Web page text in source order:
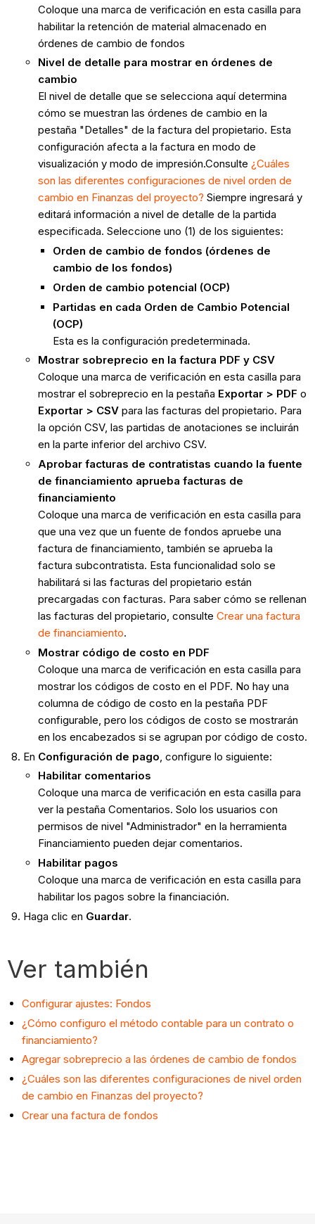
Coloque una marca de verificación en esta casilla para
habilitar la retención de material almacenado en
órdenes de cambio de fondos
Nivel de detalle para mostrar en órdenes de
cambio
El nivel de detalle que se selecciona aquí determina
cómo se muestran las órdenes de cambio en la
pestaña "Detalles" de la factura del propietario. Esta
configuración afecta a la factura en modo de
visualización y modo de impresión.Consulte ¿Cuáles
son las diferentes configuraciones de nivel orden de
cambio en Finanzas del proyecto? Siempre ingresará y
editará información a nivel de detalle de la partida
especificada. Seleccione uno (1) de los siguientes:
Orden de cambio de fondos (órdenes de
cambio de los fondos)
Orden de cambio potencial (OCP)
Partidas en cada Orden de Cambio Potencial
(OCP)
Esta es la configuración predeterminada.
Mostrar sobreprecio en la factura PDF y CSV
Coloque una marca de verificación en esta casilla para
mostrar el sobreprecio en la pestaña Exportar > PDF o
Exportar > CSVpara las facturas del propietario. Para
la opción CSV, las partidas de anotaciones se incluirán
en la parte inferior del archivo CSV.
Aprobar facturas de contratistas cuando la fuente
de financiamiento aprueba facturas de
financiamiento
Coloque una marca de verificación en esta casilla para
que una vez que un fuente de fondos apruebe una
factura de financiamiento, también se aprueba la
factura subcontratista. Esta funcionalidad solo se
habilitará si las facturas del propietario están
precargadas con facturas. Para saber cómo se rellenan
las facturas del propietario, consulte Crear una factura
de financiamiento.
Mostrar código de costo en PDF
Coloque una marca de verificación en esta casilla para
mostrar los códigos de costo en el PDF. No hay una
columna de código de costo en la pestaña PDF
configurable, pero los códigos de costo se mostrarán
en los encabezados si se agrupan por código de costo.
En Configuración de pago , configure lo siguiente:
Habilitar comentarios
Coloque una marca de verificación en esta casilla para
ver la pestaña Comentarios. Solo los usuarios con
permisos de nivel "Administrador" en la herramienta
Financiamiento pueden dejar comentarios.
Habilitar pagos
Coloque una marca de verificación en esta casilla para
habilitar los pagos sobre la financiación.
Haga clic en Guardar.
Ver también
Configurar ajustes: Fondos
¿Cómo configuro el método contable para un contrato o
financiamiento?
Agregar sobreprecio a las órdenes de cambio de fondos
¿Cuáles son las diferentes configuraciones de nivel orden
de cambio en Finanzas del proyecto?
Crear una factura de fondos